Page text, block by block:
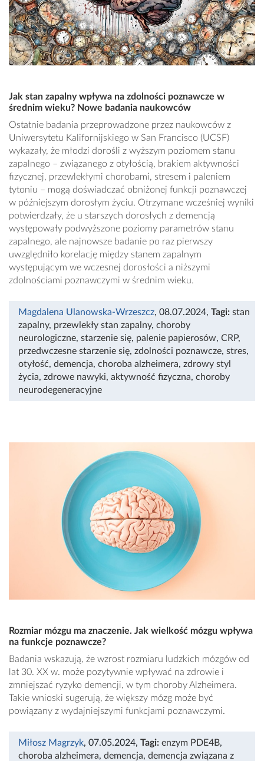
Jak stan zapalny wpływa na zdolności poznawcze w
średnim wieku? Nowe badania naukowców
Ostatnie badania przeprowadzone przez naukowców z
Uniwersytetu Kalifornijskiego w San Francisco (UCSF)
wykazały, że młodzi dorośli z wyższym poziomem stanu
zapalnego – związanego z otyłością, brakiem aktywności
fizycznej, przewlekłymi chorobami, stresem i paleniem
tytoniu – mogą doświadczać obniżonej funkcji poznawczej
w późniejszym dorosłym życiu. Otrzymane wcześniej wyniki
potwierdzały, że u starszych dorosłych z demencją
występowały podwyższone poziomy parametrów stanu
zapalnego, ale najnowsze badanie po raz pierwszy
uwzględniło korelację między stanem zapalnym
występującym we wczesnej dorosłości a niższymi
zdolnościami poznawczymi w średnim wieku.
Magdalena Ulanowska-Wrzeszcz, 08.07.2024, Tagi: stan
zapalny, przewlekły stan zapalny, choroby
neurologiczne, starzenie się, palenie papierosów, CRP,
przedwczesne starzenie się, zdolności poznawcze, stres,
otyłość, demencja, choroba alzheimera, zdrowy styl
życia, zdrowe nawyki, aktywność fizyczna, choroby
neurodegeneracyjne
Rozmiar mózgu ma znaczenie. Jak wielkość mózgu wpływa
na funkcje poznawcze?
Badania wskazują, że wzrost rozmiaru ludzkich mózgów od
lat 30. XX w. może pozytywnie wpływać na zdrowie i
zmniejszać ryzyko demencji, w tym choroby Alzheimera.
Takie wnioski sugerują, że większy mózg może być
powiązany z wydajniejszymi funkcjami poznawczymi.
Miłosz Magrzyk, 07.05.2024, Tagi: enzym PDE4B,
choroba alzheimera, demencja, demencja związana z